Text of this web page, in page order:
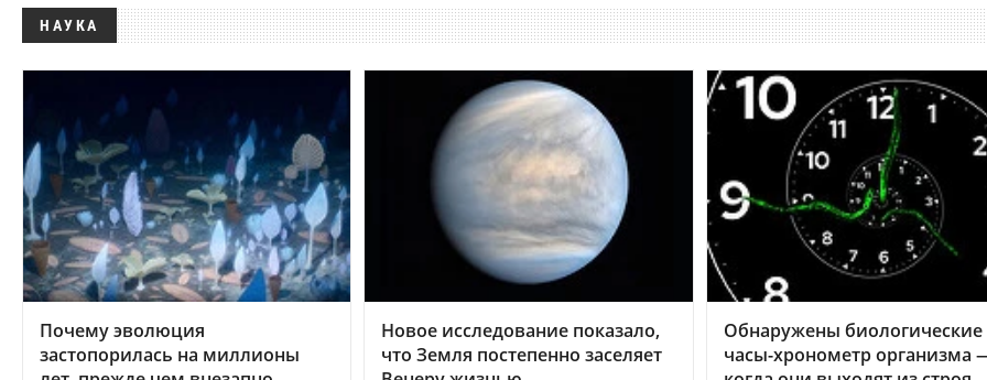
НАУКА
Почему эволюция
застопорилась на миллионы
Новое исследование показало,
что Земля постепенно заселяет
Обнаружены биологические
часы-хронометр организма